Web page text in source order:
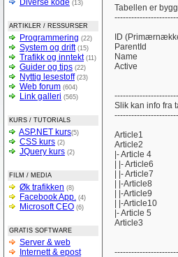
Diverse kode (13)
ARTIKLER / RESSURSER
Programmering (22)
System og drift (15)
Trafikk og inntekt (11)
Guider og tips (22)
Nyttig lesestoff (23)
Web forum (604)
Link galleri (565)
KURS / TUTORIALS
ASP.NET kurs(5)
CSS kurs (2)
JQuery kurs (2)
FILM / MEDIA
Øk trafikken (8)
Facebook App. (4)
Microsoft CEO (6)
GRATIS SOFTWARE
Server & web
Internett & epost
Tabellen er
ID
ParentId
Name
Active
Slik kan info fra
Article1
Article2
|- Article 4
| |- Article6
| |- Article7
| |-Article8
| |-Article9
| |-Article10
|- Article 5
Article3